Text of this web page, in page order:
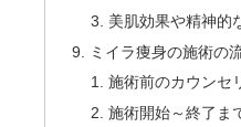
美肌効果や精神的
ミイラ痩身の施術の
施術前のカウンセ
施術開始～終了ま